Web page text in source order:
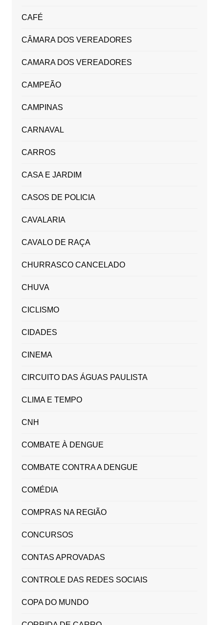
CAFÉ
CÂMARA DOS VEREADORES
CAMARA DOS VEREADORES
CAMPEÃO
CAMPINAS
CARNAVAL
CARROS
CASA E JARDIM
CASOS DE POLICIA
CAVALARIA
CAVALO DE RAÇA
CHURRASCO CANCELADO
CHUVA
CICLISMO
CIDADES
CINEMA
CIRCUITO DAS ÁGUAS PAULISTA
CLIMA E TEMPO
CNH
COMBATE À DENGUE
COMBATE CONTRA A DENGUE
COMÉDIA
COMPRAS NA REGIÃO
CONCURSOS
CONTAS APROVADAS
CONTROLE DAS REDES SOCIAIS
COPA DO MUNDO